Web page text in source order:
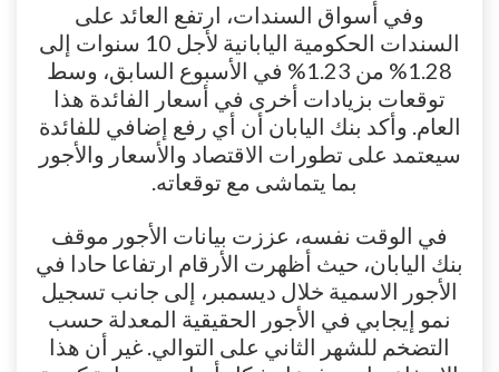
وفي أسواق السندات، ارتفع العائد على
السندات الحكومية اليابانية لأجل 10 سنوات إلى
1.28% من 1.23% في الأسبوع السابق، وسط
توقعات بزيادات أخرى في أسعار الفائدة هذا
العام. وأكد بنك اليابان أن أي رفع إضافي للفائدة
سيعتمد على تطورات الاقتصاد والأسعار والأجور
بما يتماشى مع توقعاته.
في الوقت نفسه، عززت بيانات الأجور موقف
بنك اليابان، حيث أظهرت الأرقام ارتفاعا حادا في
الأجور الاسمية خلال ديسمبر، إلى جانب تسجيل
نمو إيجابي في الأجور الحقيقية المعدلة حسب
التضخم للشهر الثاني على التوالي. غير أن هذا